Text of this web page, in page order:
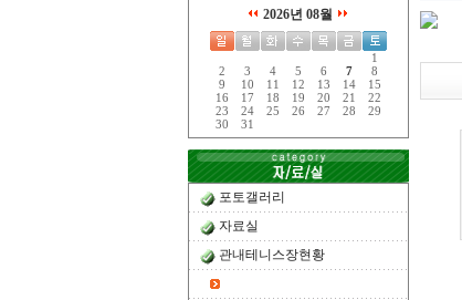
2026년 08월
1
2
3 4 5 6 7
8
9
10 11 12 13 14
15
16
17 18 19 20 21
22
23
24 25 26 27 28
29
30
31
포토갤러리
자료실
관내테니스장현황